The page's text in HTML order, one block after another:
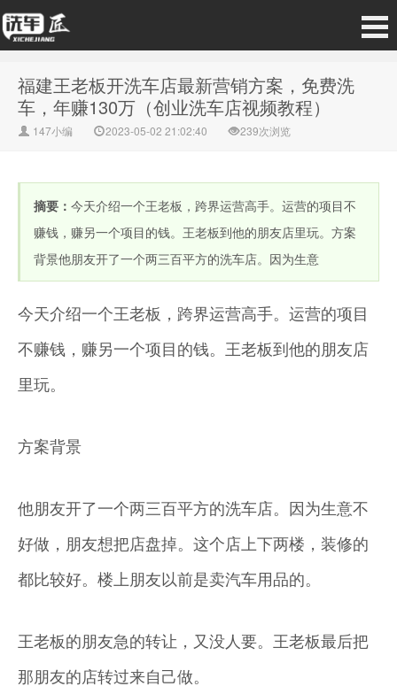
福建王老板开洗车店最新营销方案，免费洗
车，年赚130万（创业洗车店视频教程）
147小编 2023-05-02 21:02:40 239次浏览
摘要： 今天介绍一个王老板，跨界运营高手。运营的项目不
赚钱，赚另一个项目的钱。王老板到他的朋友店里玩。方案
背景他朋友开了一个两三百平方的洗车店。因为生意
今天介绍一个王老板，跨界运营高手。运营的项目
不赚钱，赚另一个项目的钱。王老板到他的朋友店
里玩。
方案背景
他朋友开了一个两三百平方的洗车店。因为生意不
好做，朋友想把店盘掉。这个店上下两楼，装修的
都比较好。楼上朋友以前是卖汽车用品的。
王老板的朋友急的转让，又没人要。王老板最后把
那朋友的店转过来自己做。